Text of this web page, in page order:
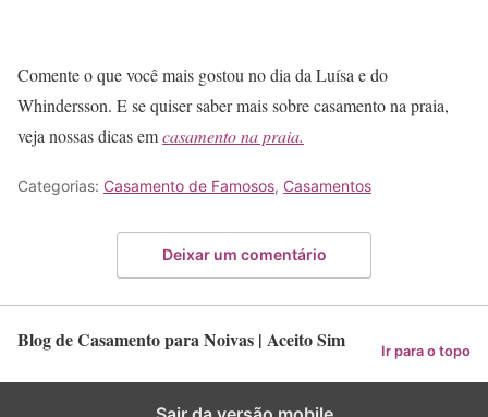
Comente o que você mais gostou no dia da Luísa e do
Whindersson. E se quiser saber mais sobre casamento na praia,
veja nossas dicas emcasamento na praia.
Categorias: Casamento de Famosos, Casamentos
Deixar um comentário
Blog de Casamento para Noivas | Aceito Sim Ir para o topo